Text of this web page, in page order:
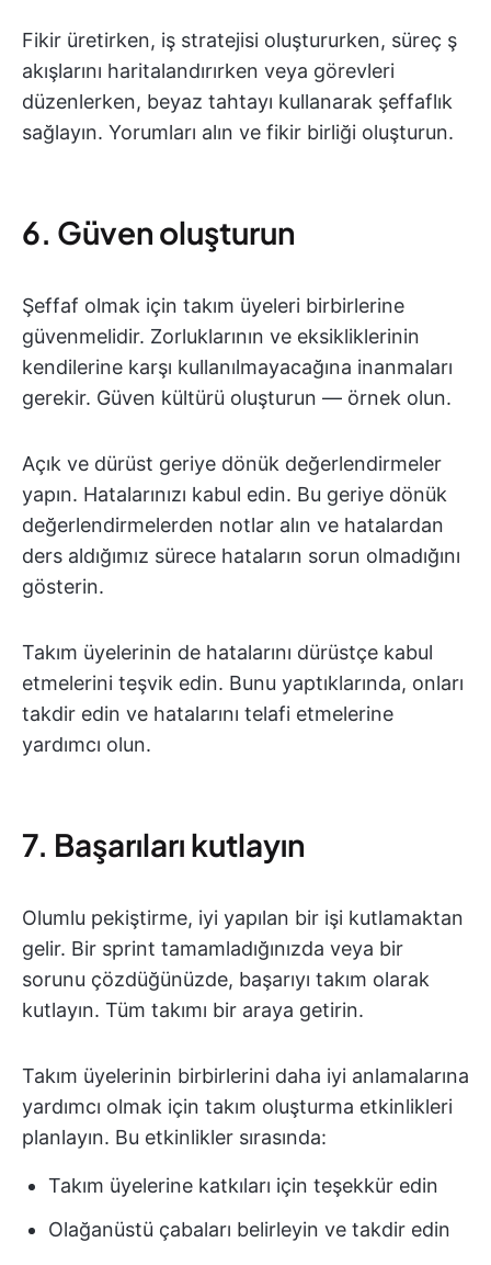
Fikir üretirken, iş stratejisi oluştururken, süreç ş
akışlarını haritalandırırken veya görevleri
düzenlerken, beyaz tahtayı kullanarak şeffaflık
sağlayın. Yorumları alın ve fikir birliği oluşturun.
6. Güven oluşturun
Şeffaf olmak için takım üyeleri birbirlerine
güvenmelidir. Zorluklarının ve eksikliklerinin
kendilerine karşı kullanılmayacağına inanmaları
gerekir. Güven kültürü oluşturun — örnek olun.
Açık ve dürüst geriye dönük değerlendirmeler
yapın. Hatalarınızı kabul edin. Bu geriye dönük
değerlendirmelerden notlar alın ve hatalardan
ders aldığımız sürece hataların sorun olmadığını
gösterin.
Takım üyelerinin de hatalarını dürüstçe kabul
etmelerini teşvik edin. Bunu yaptıklarında, onları
takdir edin ve hatalarını telafi etmelerine
yardımcı olun.
7. Başarıları kutlayın
Olumlu pekiştirme, iyi yapılan bir işi kutlamaktan
gelir. Bir sprint tamamladığınızda veya bir
sorunu çözdüğünüzde, başarıyı takım olarak
kutlayın. Tüm takımı bir araya getirin.
Takım üyelerinin birbirlerini daha iyi anlamalarına
yardımcı olmak için takım oluşturma etkinlikleri
planlayın. Bu etkinlikler sırasında:
Takım üyelerine katkıları için teşekkür edin
Olağanüstü çabaları belirleyin ve takdir edin